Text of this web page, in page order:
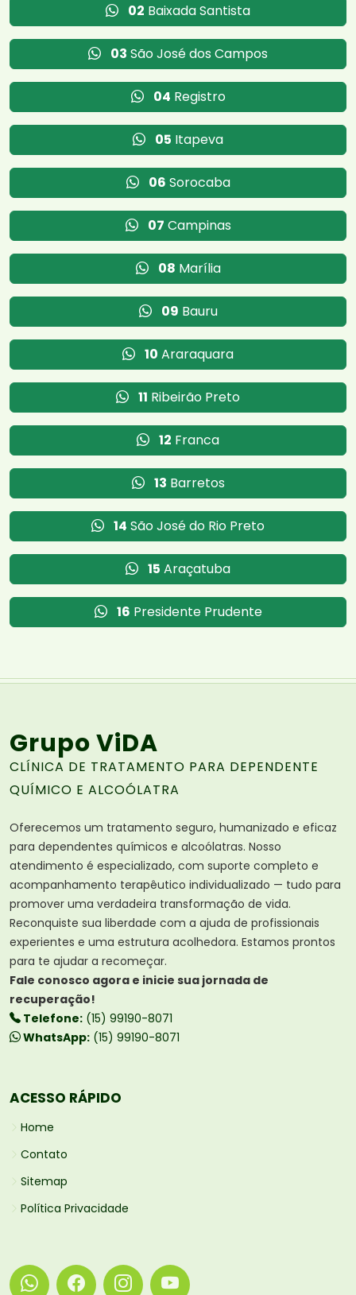
02 Baixada Santista
03 São José dos Campos
04 Registro
05 Itapeva
06 Sorocaba
07 Campinas
08 Marília
09 Bauru
10 Araraquara
11 Ribeirão Preto
12 Franca
13 Barretos
14 São José do Rio Preto
15 Araçatuba
16 Presidente Prudente
Grupo ViDA
CLÍNICA DE TRATAMENTO PARA DEPENDENTE
QUÍMICO E ALCOÓLATRA
Oferecemos um tratamento seguro, humanizado e eficaz
para dependentes químicos e alcoólatras. Nosso
atendimento é especializado, com suporte completo e
acompanhamento terapêutico individualizado — tudo para
promover uma verdadeira transformação de vida.
Reconquiste sua liberdade com a ajuda de profissionais
experientes e uma estrutura acolhedora. Estamos prontos
para te ajudar a recomeçar.
Fale conosco agora e inicie sua jornada de
recuperação!
Telefone: (15) 99190-8071
WhatsApp: (15) 99190-8071
ACESSO RÁPIDO
Home
Contato
Sitemap
Política Privacidade